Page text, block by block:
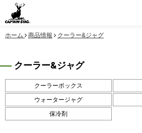
ホーム 商品情報 クーラー&ジャグ
クーラー&ジャグ
クーラーボックス
ウォータージャグ
保冷剤